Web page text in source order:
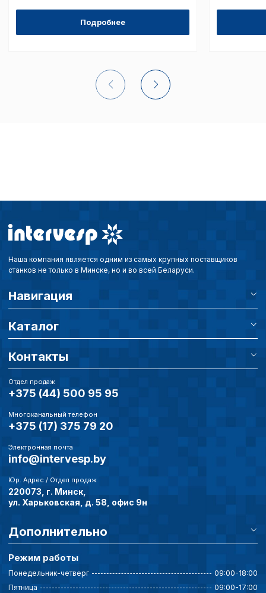
Подробнее
Наша компания является одним из самых крупных поставщиков
станков не только в Минске, но и во всей Беларуси.
Навигация
Каталог
Контакты
Отдел продаж
+375 (44) 500 95 95
Многоканальный телефон
+375 (17) 375 79 20
Электронная почта
info@intervesp.by
Юр. Адрес / Отдел продаж
220073, г. Минск,
ул. Харьковская, д. 58, офис 9н
Дополнительно
Режим работы
Понедельник-четверг
09:00-18:00
Пятница
09:00-17:00
cookie файлов не
определять